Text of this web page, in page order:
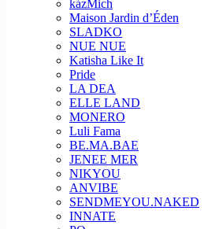
kázMich
Maison Jardin d’Éden
SLADKO
NUE NUE
Katisha Like It
Pride
LA DEA
ELLE LAND
MONERO
Luli Fama
BE.MA.BAE
JENEE MER
NIKYOU
ANVIBE
SENDMEYOU.NAKED
INNATE